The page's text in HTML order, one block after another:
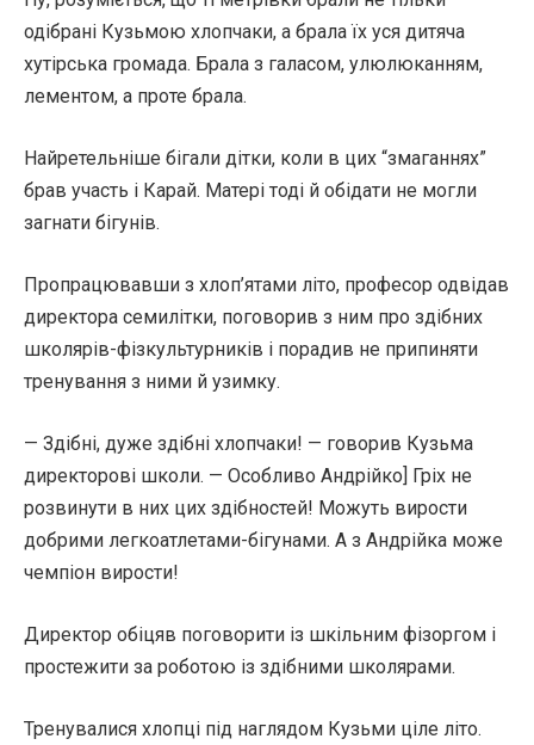
одібрані Кузьмою хлопчаки, а брала їх уся дитяча
хутірська громада. Брала з галасом, улюлюканням,
лементом, а проте брала.
Найретельніше бігали дітки, коли в цих “змаганнях”
брав участь і Карай. Матері тоді й обідати не могли
загнати бігунів.
Пропрацювавши з хлоп’ятами літо, професор одвідав
директора семилітки, поговорив з ним про здібних
школярів-фізкультурників і порадив не припиняти
тренування з ними й узимку.
— Здібні, дуже здібні хлопчаки! — говорив Кузьма
директорові школи. — Особливо Андрійко] Гріх не
розвинути в них цих здібностей! Можуть вирости
добрими легкоатлетами-бігунами. А з Андрійка може
чемпіон вирости!
Директор обіцяв поговорити із шкільним фізоргом і
простежити за роботою із здібними школярами.
Тренувалися хлопці під наглядом Кузьми ціле літо.